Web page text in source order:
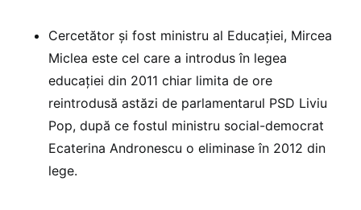
Cercetător şi fost ministru al Educației, Mircea
Miclea este cel care a introdus în legea
educației din 2011 chiar limita de ore
reintrodusă astăzi de parlamentarul PSD Liviu
Pop, după ce fostul ministru social-democrat
Ecaterina Andronescu o eliminase în 2012 din
lege.